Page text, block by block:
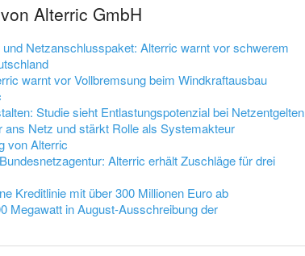
Alterric GmbH
Netzanschlusspaket: Alterric warnt vor schwerem
warnt vor Vollbremsung beim Windkraftausbau
Studie sieht Entlastungspotenzial bei Netzentgelten
Netz und stärkt Rolle als Systemakteur
von Alterric
Alterric erhält Zuschläge für drei
Kreditlinie mit über 300 Millionen Euro ab
Megawatt in August-Ausschreibung der